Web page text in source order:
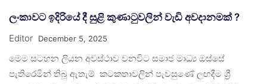
ලංකාවට ඉදිරියේ දී සුළි කුණාටුවලින් වැඩි අවදානමක් ?
Editor December 5, 2025
මෙම සටහන ලියන අවස්ථාව වනවිට සමාජ මාධ්‍ය ඔස්සේ
පැතිරෙමින් තිබූ ඇතැම් කටකතාවලින් පැවසුණේ ලඟදීම ශ්‍රී